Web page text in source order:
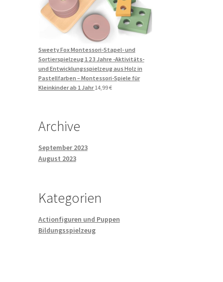
Sweety Fox Montessori-Stapel- und
Sortierspielzeug 1 2 3 Jahre -Aktivitäts-
und Entwicklungsspielzeug aus Holz in
Pastellfarben – Montessori-Spiele für
Kleinkinder ab 1 Jahr 14,99€
Archive
September 2023
August 2023
Kategorien
Actionfiguren und Puppen
Bildungsspielzeug